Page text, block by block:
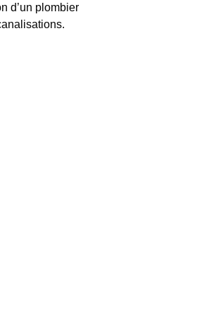
d’un plombier